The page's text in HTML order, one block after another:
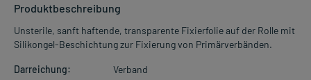
Produktbeschreibung
Unsterile, sanft haftende, transparente Fixierfolie auf der Rolle mit
Silikongel-Beschichtung zur Fixierung von Primärverbänden.
Darreichung:
Verband